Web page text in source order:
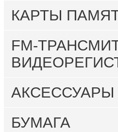
КАРТЫ
FM-
БУМАГА